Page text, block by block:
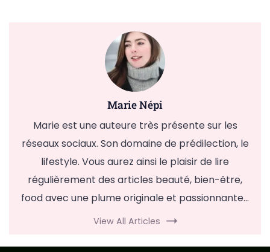
Marie Népi
Marie est une auteure très présente sur les
réseaux sociaux. Son domaine de prédilection, le
lifestyle. Vous aurez ainsi le plaisir de lire
régulièrement des articles beauté, bien-être,
food avec une plume originale et passionnante...
View All Articles